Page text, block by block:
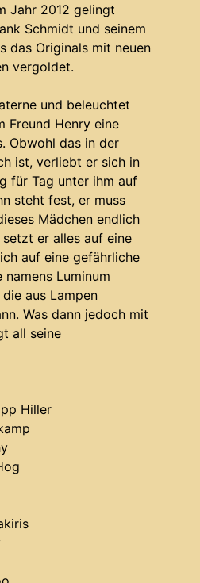
Jahr 2012 gelingt
Schmidt und seinem
das Originals mit neuen
vergoldet.
und beleuchtet
Freund Henry eine
Obwohl das in der
ist, verliebt er sich in
für Tag unter ihm auf
steht fest, er muss
Mädchen endlich
er alles auf eine
auf eine gefährliche
namens Luminum
aus Lampen
Was dann jedoch mit
all seine
Hiller